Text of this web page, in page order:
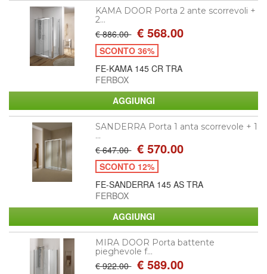
KAMA DOOR Porta 2 ante scorrevoli +
2...
€ 886.00 € 568.00
SCONTO 36%
FE-KAMA 145 CR TRA
FERBOX
SANDERRA Porta 1 anta scorrevole + 1
...
€ 647.00 € 570.00
SCONTO 12%
FE-SANDERRA 145 AS TRA
FERBOX
MIRA DOOR Porta battente
pieghevole f...
€ 922.00 € 589.00